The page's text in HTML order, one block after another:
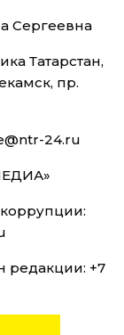
Сергеевна
Татарстан,
пр.
24.ru
редакции: +7